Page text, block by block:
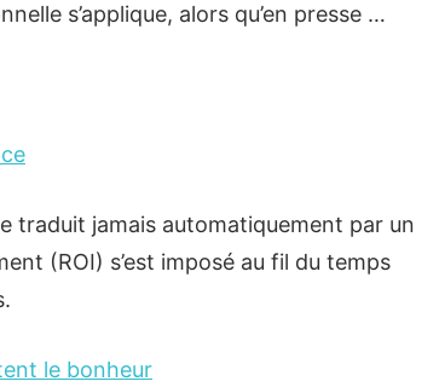
s’applique, alors qu’en presse …
traduit jamais automatiquement par un
(ROI) s’est imposé au fil du temps
le bonheur